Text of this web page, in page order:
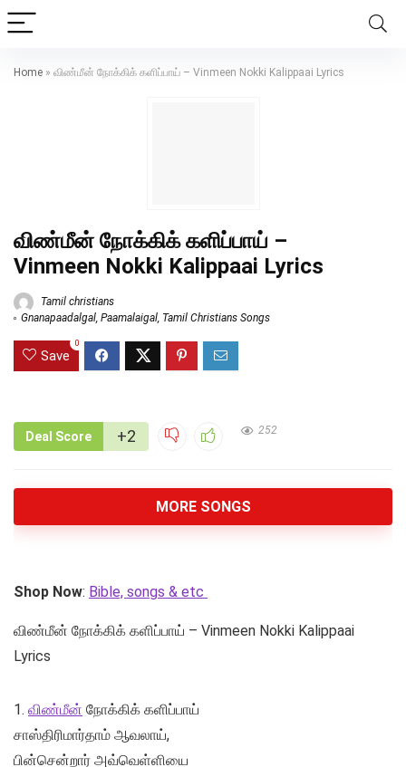
Home » விண்மீன் நோக்கிக் களிப்பாய் – Vinmeen Nokki Kalippaai Lyrics
விண்மீன் நோக்கிக் களிப்பாய் –
Vinmeen Nokki Kalippaai Lyrics
Tamil christians
Gnanapaadalgal, Paamalaigal, Tamil Christians Songs
Save
0
Deal Score +2 252
MORE SONGS
Shop Now: Bible, songs & etc
விண்மீன் நோக்கிக் களிப்பாய் – Vinmeen Nokki Kalippaai
Lyrics
1. விண்மீன் நோக்கிக் களிப்பாய்
சாஸ்திரிமார்தாம் ஆவலாய்,
பின்சென்றார் அவ்வெள்ளியை